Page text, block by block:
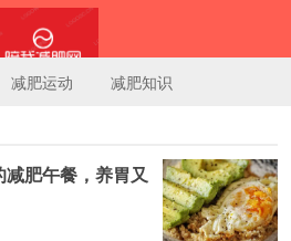
陪我减肥网
减肥运动 减肥知识
肥午餐，养胃又